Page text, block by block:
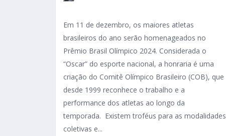
Em 11 de dezembro, os maiores atletas
brasileiros do ano serão homenageados no
Prêmio Brasil Olímpico 2024. Considerada o
“Oscar” do esporte nacional, a honraria é uma
criação do Comitê Olímpico Brasileiro (COB), que
desde 1999 reconhece o trabalho e a
performance dos atletas ao longo da
temporada. Existem troféus para as modalidades
coletivas e...